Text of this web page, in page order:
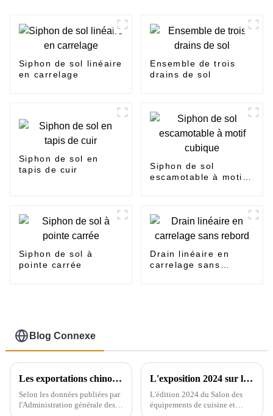
Siphon de sol linéaire
en carrelage
Ensemble de trois
drains de sol
Siphon de sol en
tapis de cuir
Siphon de sol
escamotable à motif
Siphon de sol à
pointe carrée
Drain linéaire en
carrelage sans
Blog Connexe
Les exportations chinoises d'appareils sanitaires
Selon les données publiées par
l'Administration générale des
L'exposition 2024 sur les équipements de cuisine et sanitaires de Yiwu se tiendra du 28 au 30 de ce mois au centre d'exposition international de Yiwu.
L'édition 2024 du Salon des
équipements de cuisine et